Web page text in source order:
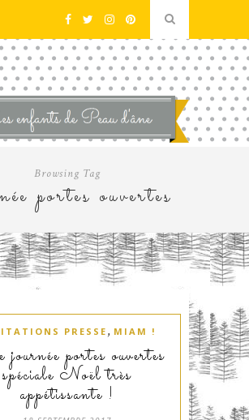
Browsing Tag
portes ouvertes
PRESSE , MIAM !
portes ouvertes
spéciale Noël très
appétissante !